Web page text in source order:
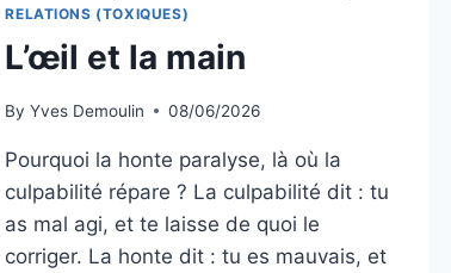
RELATIONS (TOXIQUES)
L’œil et la main
By Yves Demoulin 08/06/2026
Pourquoi la honte paralyse, là où la
culpabilité répare ? La culpabilité dit : tu
as mal agi, et te laisse de quoi le
corriger. La honte dit : tu es mauvais, et